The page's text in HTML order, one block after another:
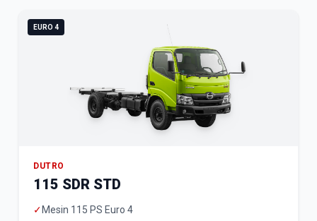
EURO 4
DUTRO
115 SDR STD
✓ Mesin 115 PS Euro 4